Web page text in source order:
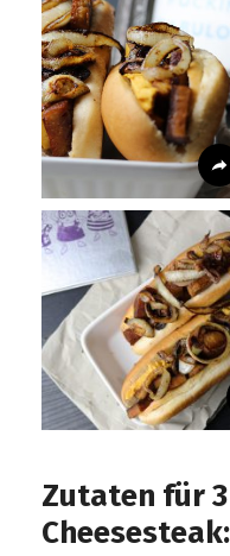
Zutaten für
Cheesesteak: